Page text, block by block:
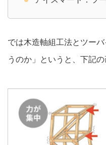
では木造軸組工法とツー
うのか」というと、下記の